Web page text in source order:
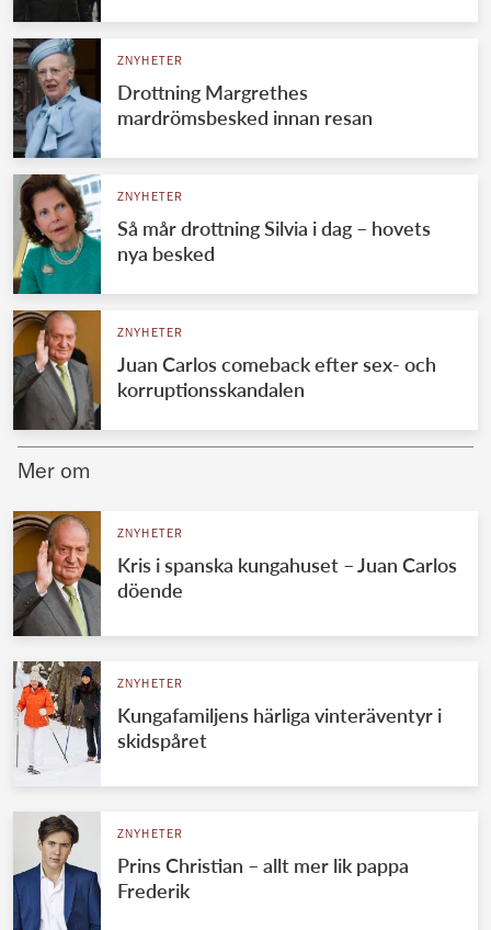
Danska kungahuset
Spanska kungahuset
Jordanska kungahuset
Luxemburgska storhertighuset
Japanska kejsarhuset
Thailändska kungahuset
Marockanska kungahuset
ZNYHETER
Drottning Margrethes
mardrömsbesked innan resan
ZNYHETER
Så mår drottning Silvia i dag – hovets
nya besked
ZNYHETER
Juan Carlos comeback efter sex- och
korruptionsskandalen
Mer om
ZNYHETER
Kris i spanska kungahuset – Juan Carlos
döende
ZNYHETER
Kungafamiljens härliga vinteräventyr i
skidspåret
ZNYHETER
Prins Christian – allt mer lik pappa
Frederik